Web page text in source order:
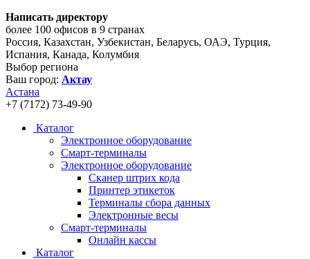
Написать директору
более 100 офисов в 9 странах
Россия, Казахстан, Узбекистан, Беларусь, ОАЭ, Турция,
Испания, Канада, Колумбия
Выбор региона
Ваш город: Актау
Астана
+7 (7172) 73-49-90
Каталог
Электронное оборудование
Смарт-терминалы
Электронное оборудование
Сканер штрих кода
Принтер этикеток
Терминалы сбора данных
Электронные весы
Смарт-терминалы
Онлайн кассы
Каталог